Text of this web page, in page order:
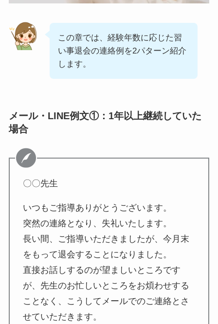
この章では、経験年数に応じた習
い事退会の連絡例を2パターン紹介
します。
メール・LINE例文①：1年以上継続していた
場合
〇〇先生
いつもご指導ありがとうございます。
突然の連絡となり、失礼いたします。
長い間、ご指導いただきましたが、今月末
をもって退会することになりました。
直接お話しするのが望ましいところです
が、先生のお忙しいところをお煩わせする
ことなく、こうしてメールでのご連絡とさ
せていただきます。